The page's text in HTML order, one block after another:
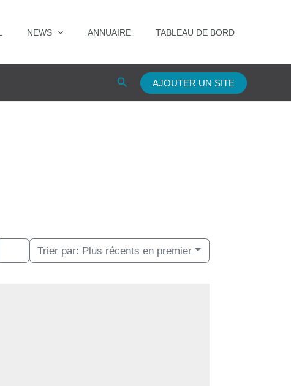
NEWS ANNUAIRE TABLEAU DE BORD
RechercherAJOUTER UN SITE
Trier par: Plus récents en premier